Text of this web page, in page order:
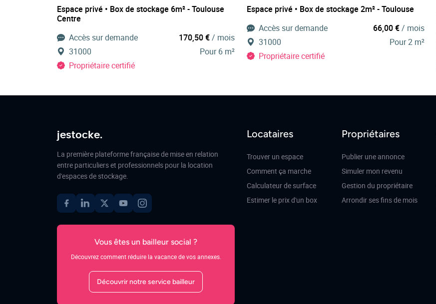
Espace privé • Box de stockage 6m² - Toulouse
Centre
Accès sur demande
31000
Propriétaire certifié
170,50 €/ mois
Pour 6 m²
Espace privé • Box de stockage 2m² - Toulouse
Accès sur demande
31000
Propriétaire certifié
66,00 €/ mois
Pour 2 m²
jestocke.
La première plateforme française de mise en relation
entre particuliers et professionnels pour la location
d'espaces de stockage.
Vous êtes un bailleur social ?
Découvrez comment réduire la vacance de vos annexes.
Découvrir notre service bailleur
Locataires
Trouver un espace
Comment ça marche
Calculateur de surface
Estimer le prix d'un box
Propriétaires
Publier une annonce
Simuler mon revenu
Gestion du propriétaire
Arrondir ses fins de mois